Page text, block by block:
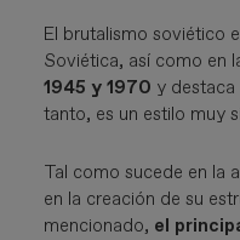
El brutalismo soviético
Soviética, así como en
1945 y 1970 y destaca
tanto, es un estilo muy
Tal como sucede en la
en la creación de su
mencionado, el